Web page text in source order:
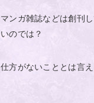
マンガ雑誌などは創刊
いのでは？
仕方がないこととは言